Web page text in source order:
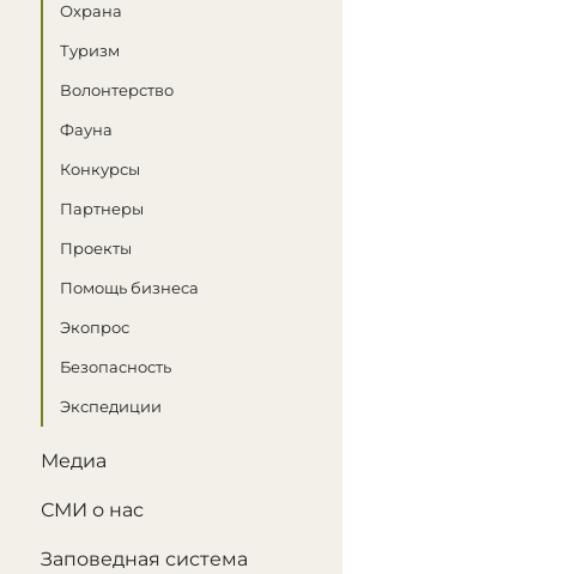
Охрана
Туризм
Волонтерство
Фауна
Конкурсы
Партнеры
Проекты
Помощь бизнеса
Экопрос
Безопасность
Экспедиции
Медиа
СМИ о нас
Заповедная система